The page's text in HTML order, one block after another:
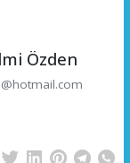
Özden